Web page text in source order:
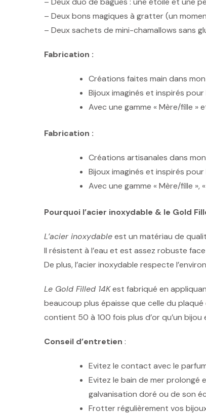
– Deux bons magiques à gratter (un
– Deux sachets de mini-chamallows sans
Fabrication :
Créations faites main dans
Bijoux imaginés et inspirés
Avec une gamme « Mère/fille »
Fabrication :
Créations artisanales dans
Bijoux imaginés et inspirés
Avec une gamme « Mère/fille »,
Pourquoi l’acier inoxydable & le Gold
L’acier inoxydableest un matériau de
Il résistent à l’eau et est assez robuste
De plus, l’acier inoxydable respecte
Le Gold Filled 14Kest fabriqué en
beaucoup plus épaisse que celle du plaqué
contient 50 à 100 fois plus d’or qu’un
Conseil d’entretien :
Evitez le contact avec le
Evitez le bain de mer prolongé
galvanisation doré ou de son
Frotter régulièrement vos